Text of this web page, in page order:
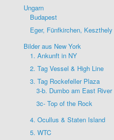
Ungarn
Budapest
Eger, Fünfkirchen, Keszthely
Bilder aus New York
1. Ankunft in NY
2. Tag Vessel & High Line
3. Tag Rockefeller Plaza
3-b. Dumbo am East River
3c- Top of the Rock
4. Ocullus & Staten Island
5. WTC